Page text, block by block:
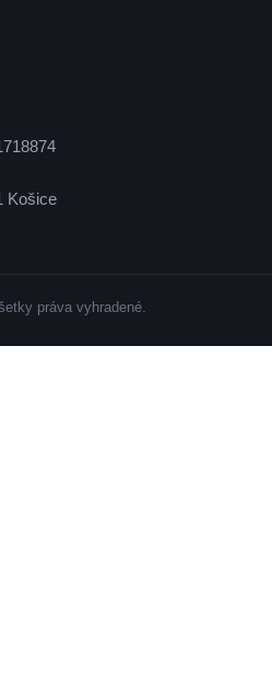
Košice
práva vyhradené.